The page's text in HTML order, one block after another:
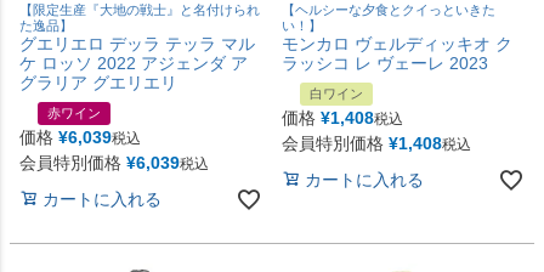
【限定生産『大地の戦士』と名付けられ
た逸品】
グエリエロ デッラ テッラ マル
ケ ロッソ 2022 アジェンダ ア
グラリア グエリエリ
赤ワイン
価格 ¥6,039税込
会員特別価格 ¥6,039税込
カートに入れる
【ヘルシーな夕食とクイっといきた
い！】
モンカロ ヴェルディッキオ ク
ラッシコ レ ヴェーレ 2023
白ワイン
価格 ¥1,408税込
会員特別価格 ¥1,408税込
カートに入れる